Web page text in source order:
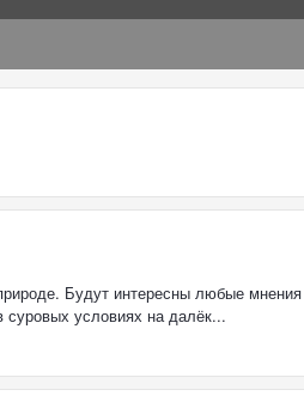
Будут интересны любые
суровых условиях на далёк...